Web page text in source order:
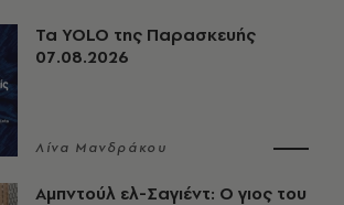
Τα YOLO της Παρασκευής
07.08.2026
Λίνα Μανδράκου
Αμπντούλ ελ-Σαγιέντ: Ο γιος του